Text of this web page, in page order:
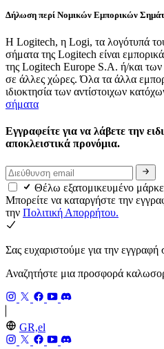
Δήλωση περί Νομικών Εμπορικών
Η Logitech, η Logi, τα λογότυπά
σήματα της Logitech είναι
της Logitech Europe S.A. ή/και
σε άλλες χώρες. Όλα τα άλλα
ιδιοκτησία των αντίστοιχων
σήματα
Εγγραφείτε για να λάβετε την
αποκλειστικά προνόμια.
Θέλω εξατομικευμένο
Μπορείτε να καταργήστε την
την Πολιτική Απορρήτου.
Σας ευχαριστούμε για την εγγραφή
Αναζητήστε μια προσφορά
GR,el